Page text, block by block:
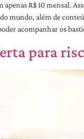
apenas R$ 10 mensal.
mundo, além de
acompanhar os
para